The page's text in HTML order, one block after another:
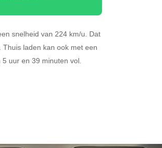
snelheid van 224 km/u. Dat
Thuis laden kan ook met een
5 uur en 39 minuten vol.